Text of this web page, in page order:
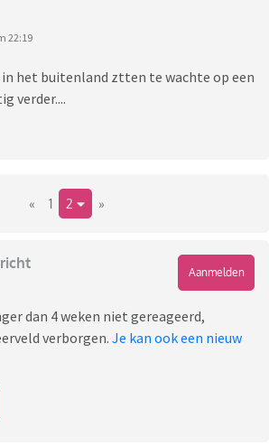
22:19
in het buitenland ztten te wachte op een
verder....
« 1 2 »
Aanmelden
dan 4 weken niet gereageerd,
verborgen. Je kan ook een nieuw